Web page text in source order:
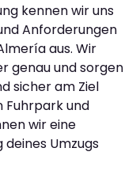
kennen wir uns
Anforderungen
aus. Wir
genau und sorgen
sicher am Ziel
Fuhrpark und
wir eine
Umzugs